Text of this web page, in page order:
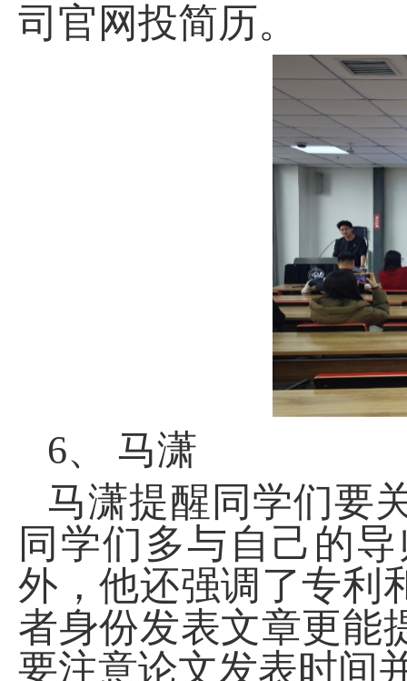
司官网投简历。
6、 马潇
马潇提醒同学们要
同学们多与自己的
外，他还强调了专利
者身份发表文章更能
要注意论文发表时间